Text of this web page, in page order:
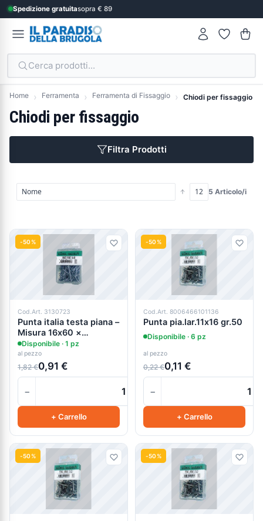
Spedizione gratuitasopra € 89
Cerca prodotti...
Home Ferramenta Ferramenta di Fissaggio Chiodi per fissaggio
Chiodi per fissaggio
Filtra Prodotti
5 Articolo/i
Prodotti
-50%
Cod.Art. 3130723
Punta italia testa piana –
Misura 16x60 ×
Contenuto 100 g
Disponibile · 1 pz
al pezzo
1,82 €0,91 €
−
+ Carrello
-50%
Cod.Art. 8006466101136
Punta pia.lar.11x16 gr.50
Disponibile · 6 pz
al pezzo
0,22 €0,11 €
−
+ Carrello
-50% -50%